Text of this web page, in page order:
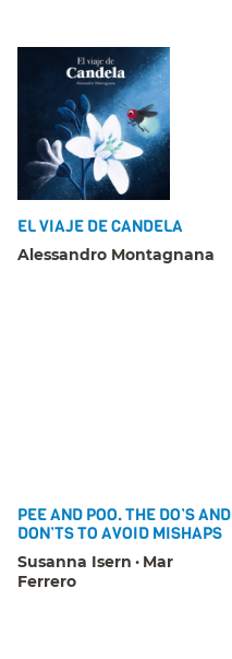
EL VIAJE DE CANDELA
Alessandro Montagnana
PEE AND POO. THE DO’S AND
DON’TS TO AVOID MISHAPS
Susanna Isern
Mar
Ferrero